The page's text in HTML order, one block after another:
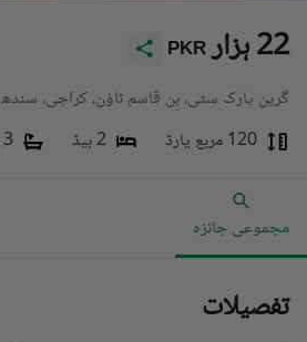
PKR 22 ہزار
گرین پارک سٹی، بِن قاسم ٹاؤن، کراچی، سندھ
120 مربع یارڈ
2 بیڈ 3 باتھ
مجموعی جائزہ
تفصیلات